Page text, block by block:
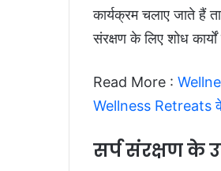
कार्यक्रम चलाए जाते हैं
संरक्षण के लिए शोध कार्यों
Read More :
Wellness Retreats
सर्प संरक्षण के